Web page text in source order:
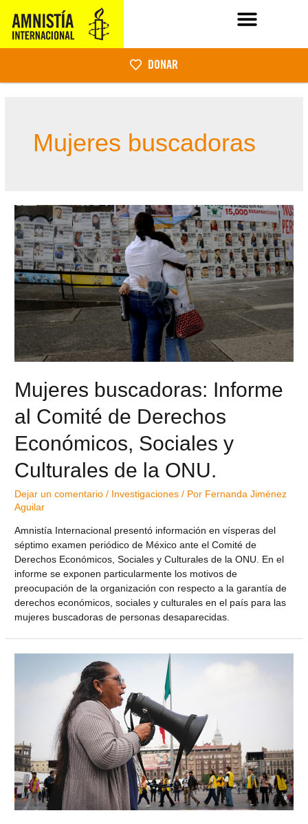
DONAR
Mujeres buscadoras
Mujeres buscadoras: Informe
al Comité de Derechos
Económicos, Sociales y
Culturales de la ONU.
Dejar un comentario / Investigaciones / Por Fernanda Jiménez
Aguilar
Amnistía Internacional presentó información en vísperas del
séptimo examen periódico de México ante el Comité de
Derechos Económicos, Sociales y Culturales de la ONU. En el
informe se exponen particularmente los motivos de
preocupación de la organización con respecto a la garantía de
derechos económicos, sociales y culturales en el país para las
mujeres buscadoras de personas desaparecidas.